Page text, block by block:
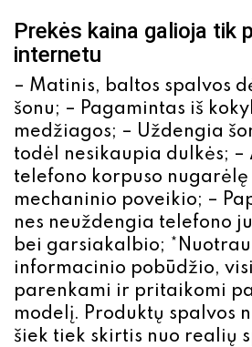
Prekės kaina galioja tik
internetu
– Matinis, baltos spalvos
šonu; – Pagamintas iš
medžiagos; – Uždengia
todėl nesikaupia dulkės; –
telefono korpuso nugarėlę
mechaninio poveikio; –
nes neuždengia telefono
bei garsiakalbio;
informacinio pobūdžio,
parenkami ir pritaikomi
modelį. Produktų spalvos
šiek tiek skirtis nuo realių